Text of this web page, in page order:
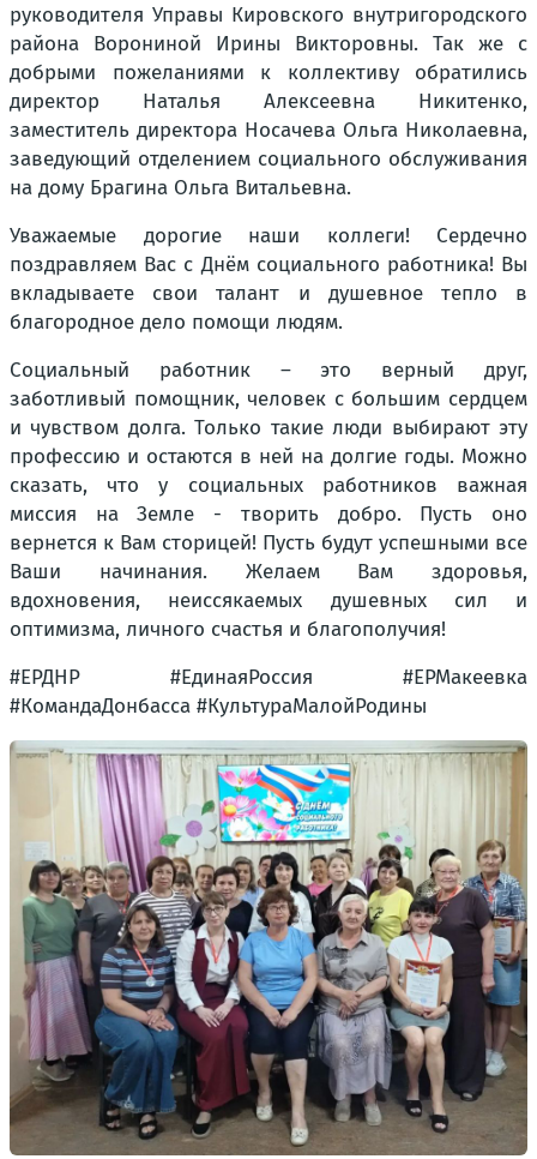
руководителя Управы Кировского внутригородского
района Ворониной Ирины Викторовны. Так же с
добрыми пожеланиями к коллективу обратились
директор Наталья Алексеевна Никитенко,
заместитель директора Носачева Ольга Николаевна,
заведующий отделением социального обслуживания
на дому Брагина Ольга Витальевна.
Уважаемые дорогие наши коллеги! Сердечно
поздравляем Вас с Днём социального работника! Вы
вкладываете свои талант и душевное тепло в
благородное дело помощи людям.
Социальный работник – это верный друг,
заботливый помощник, человек с большим сердцем
и чувством долга. Только такие люди выбирают эту
профессию и остаются в ней на долгие годы. Можно
сказать, что у социальных работников важная
миссия на Земле - творить добро. Пусть оно
вернется к Вам сторицей! Пусть будут успешными все
Ваши начинания. Желаем Вам здоровья,
вдохновения, неиссякаемых душевных сил и
оптимизма, личного счастья и благополучия!
#ЕРДНР #ЕдинаяРоссия #ЕРМакеевка
#КомандаДонбасса #КультураМалойРодины